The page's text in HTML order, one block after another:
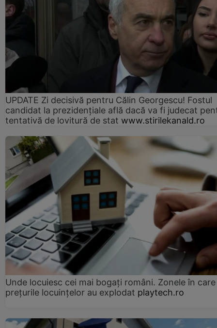
UPDATE Zi decisivă pentru Călin Georgescu! Fostul
candidat la prezidențiale află dacă va fi judecat
tentativă de lovitură de stat www.stirilekanald.ro
Unde locuiesc cei mai bogați români. Zonele în care
prețurile locuințelor au explodat playtech.ro